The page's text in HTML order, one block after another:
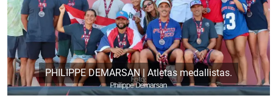
PHILIPPE DEMARSAN | Atletas medallistas.